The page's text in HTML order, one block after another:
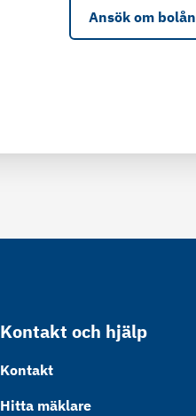
Ansök om bolån
Kontakt och hjälp
Kontakt
Hitta mäklare